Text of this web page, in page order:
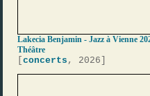
Lakecia Benjamin - Jazz à Vienne
Théâtre
[concerts , 2026]